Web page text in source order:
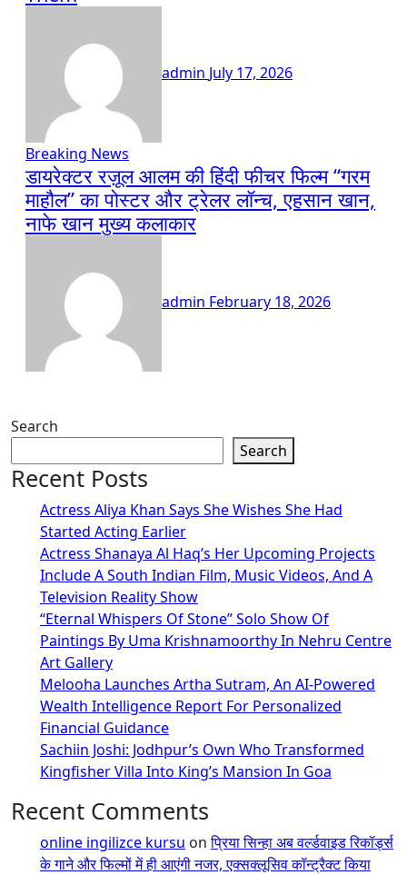
admin July 17, 2026
Breaking News
डायरेक्टर रज़ूल आलम की हिंदी फीचर फिल्म “गरम
माहौल” का पोस्टर और ट्रेलर लॉन्च, एहसान खान,
नाफे खान मुख्य कलाकार
admin February 18, 2026
Search
Search
Recent Posts
Actress Aliya Khan Says She Wishes She Had
Started Acting Earlier
Actress Shanaya Al Haq’s Her Upcoming Projects
Include A South Indian Film, Music Videos, And A
Television Reality Show
“Eternal Whispers Of Stone” Solo Show Of
Paintings By Uma Krishnamoorthy In Nehru Centre
Art Gallery
Melooha Launches Artha Sutram, An AI-Powered
Wealth Intelligence Report For Personalized
Financial Guidance
Sachiin Joshi: Jodhpur’s Own Who Transformed
Kingfisher Villa Into King’s Mansion In Goa
Recent Comments
online ingilizce kursu onप्रिया सिन्हा अब वर्ल्डवाइड रिकॉर्ड्स
के गाने और फिल्मों में ही आएंगी नजर, एक्सक्लूसिव कॉन्ट्रैक्ट किया